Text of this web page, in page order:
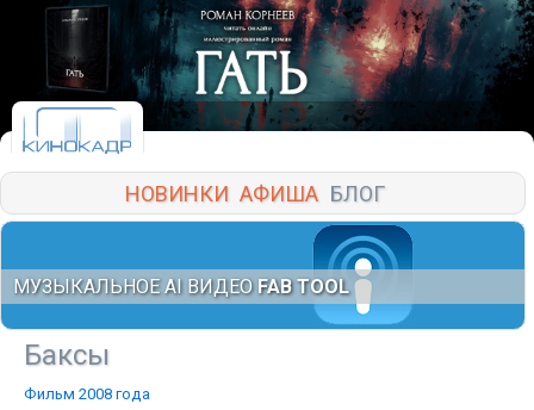
НОВИНКИ АФИША БЛОГ
МУЗЫКАЛЬНОЕ AI ВИДЕО FAB TOOL
Баксы
Фильм 2008 года